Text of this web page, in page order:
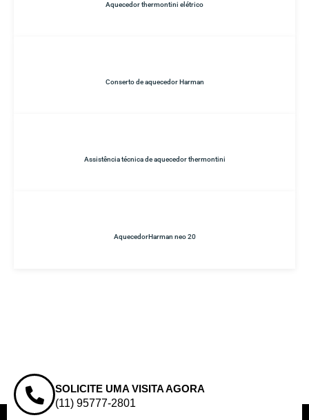
Aquecedor thermontini elétrico
Conserto de aquecedor Harman
Assistência técnica de aquecedor thermontini
AquecedorHarman neo 20
SOLICITE UMA VISITA AGORA
(11) 95777-2801